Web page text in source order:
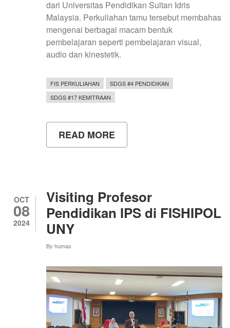
dari Universitas Pendidikan Sultan Idris
Malaysia. Perkuliahan tamu tersebut membahas
mengenai berbagai macam bentuk
pembelajaran seperti pembelajaran visual,
audio dan kinestetik.
FIS PERKULIAHAN
SDGS #4 PENDIDIKAN
SDGS #17 KEMITRAAN
READ MORE
DEPARTEMEN
GELAR
VISITING
LECTURER
DARI
MALAYSIA
OCT
08
2024
Visiting Profesor
Pendidikan IPS di FISHIPOL
UNY
By humas